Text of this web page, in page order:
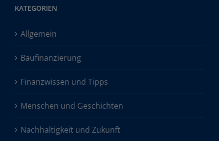
KATEGORIEN
Allgemein
Baufinanzierung
Finanzwissen und Tipps
Menschen und Geschichten
Nachhaltigkeit und Zukunft